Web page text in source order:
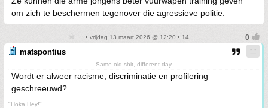
om zich te beschermen tegenover die agressieve politie.
• vrijdag 13 maart 2026 @ 12:20 • 14
matspontius
Same old shit, different day
Wordt er alweer racisme, discriminatie en profilering
geschreeuwd?
"Hoka Hey!"